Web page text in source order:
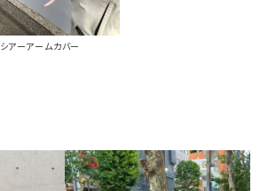
シアーアームカバー